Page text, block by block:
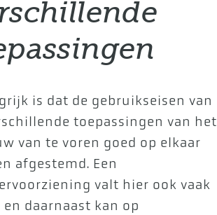
is dat de gebruikseisen van
toepassingen van het
van te voren goed op elkaar
afgestemd. Een
valt hier ook vaak
en daarnaast kan op